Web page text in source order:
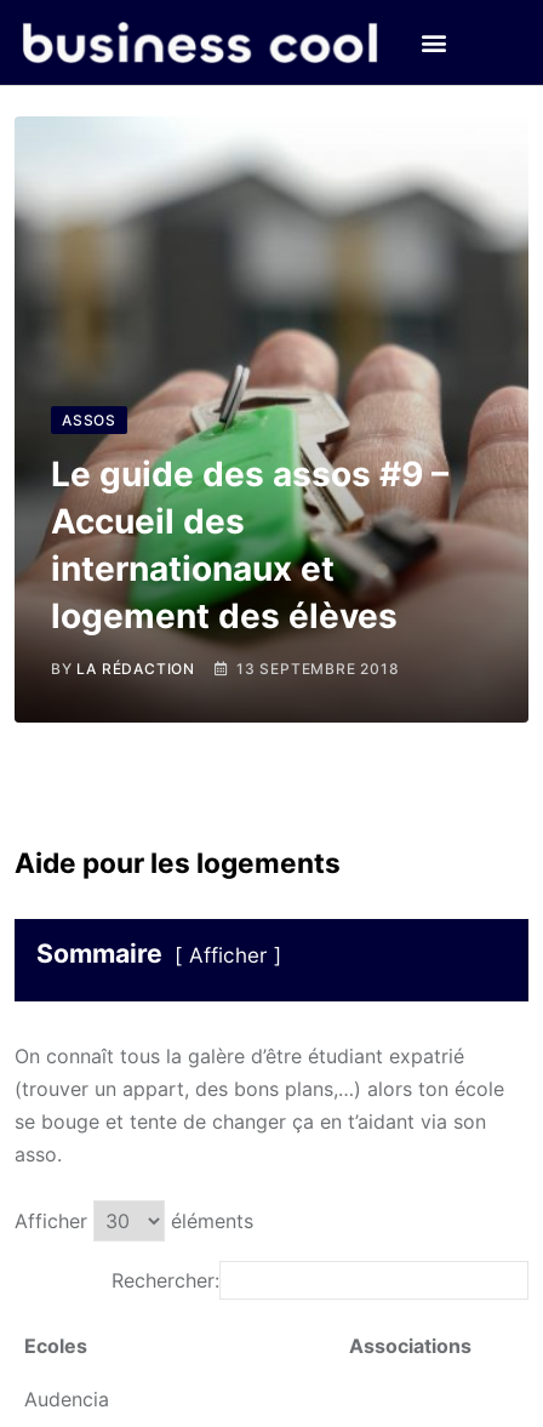
ASSOS
Le guide des assos #9 –
Accueil des
internationaux et
logement des élèves
BY LA RÉDACTION 13 SEPTEMBRE 2018
Aide pour les logements
Sommaire Afficher
On connaît tous la galère d’être étudiant expatrié
(trouver un appart, des bons plans,…) alors ton école
se bouge et tente de changer ça en t’aidant via son
asso.
Afficher éléments
Rechercher:
Ecoles Associations
Audencia